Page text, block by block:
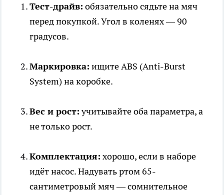
Тест-драйв: обязательно сядьте на мяч
перед покупкой. Угол в коленях — 90
градусов.
Маркировка: ищите ABS (Anti-Burst
System) на коробке.
Вес и рост:учитывайте оба параметра, а
не только рост.
Комплектация: хорошо, если в наборе
идёт насос. Надувать ртом 65-
сантиметровый мяч — сомнительное